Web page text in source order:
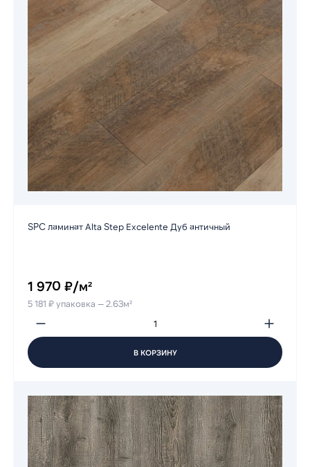
SPC ламинат Alta Step Excelente Дуб античный
1 970 ₽/м²
5 181 ₽ упаковка — 2.63м²
В КОРЗИНУ